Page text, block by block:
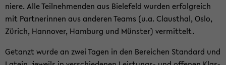
nie­re. Alle Teil­neh­men­den aus Bie­le­feld wur­den er­folg­reich
mit Part­ne­rin­nen aus an­de­ren Teams (u.a. Claus­thal, Oslo,
Zü­rich, Han­no­ver, Ham­burg und Müns­ter) ver­mit­telt.
Ge­tanzt wurde an zwei Tagen in den Be­rei­chen Stan­dard und